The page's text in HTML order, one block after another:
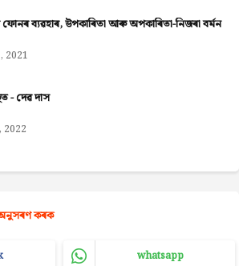
ব্যৱহাৰ, উপকাৰিতা আৰু অপকাৰিতা-নিজৰা বৰ্মন
2021
- দেৱ দাস
2022
অনুসৰণ কৰক
whatsapp